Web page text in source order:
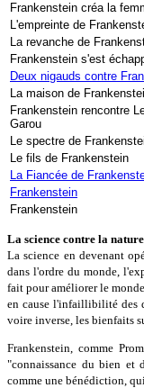
Frankenstein créa la
L'empreinte de
La revanche de
Frankenstein s'est
Deux nigauds contre
La maison de
Frankenstein rencontre
Garou
Le spectre de
Le fils de Frankenstein
La Fiancée de
Frankenstein
Frankenstein
La science contre la nature
La science en devenant
dans l'ordre du monde,
fait pour améliorer le
en cause l'infaillibilité des
voire inverse, les bienfaits
Frankenstein, comme
"connaissance du bien
comme une bénédiction,